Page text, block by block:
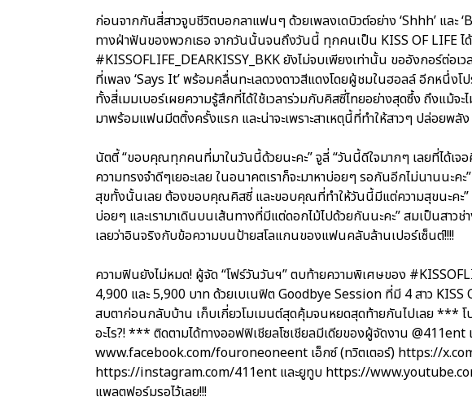
ก่อนจากกันสี่สาวจูบชีวิตบอกลาแฟนๆ ด้วยเพลงเดบิวต์อย่าง ‘Shhh’ และ
ทางฝ่าฟันของพวกเธอ จากวันนั้นจนถึงวันนี้ ทุกคนเป็น KISS OF LIFE
#KISSOFLIFE_DEARKISSY_BKK ยังไม่จบเพียงเท่านั้น ขออังกอร์ต่อ
ที่เพลง ‘Says It’ พร้อมคลื่นทะเลดวงดาวสีแดงโดยผู้ชมในฮอลล์ อีกหนึ่ง
ทั้งสี่เมมเบอร์เผยความรู้สึกที่ได้ใช้เวลาร่วมกับคิสซี่ไทยอย่างสุดซึ้ง ถึงแม้จ
มาพร้อมแฟนมีตติ้งครั้งแรก และน่าจะเพราะสาเหตุนี้ที่ทำให้สาวๆ ปล่อยพ
นัตตี้ “ขอบคุณทุกคนที่มาในวันนี้ด้วยนะคะ” จูลี่ “วันนี้ดีใจมากๆ เลยที่ได้เจ
ความทรงจำดีๆเยอะเลย ในอนาคตเราก็จะมาหาบ่อยๆ รอกันอีกไม่นานนะค
สุขทั้งนั้นเลย ต้องขอบคุณคิสซี่ และขอบคุณที่ทำให้วันนี้มีแต่ความสุขนะคะ”
บ่อยๆ และเรามาเดินบนเส้นทางที่มีแต่ดอกไม้ไปด้วยกันนะคะ” สมเป็นสาวช่
เลยว่าอินจริงกับข้อความบนป้ายสโลแกนของแฟนคลับล้านเปอร์เซ็นต์!!!!
ความฟินยังไม่หมด! ผู้จัด “โฟร์วันวันฯ” ตบท้ายความพิเศษของ
4,900 และ 5,900 บาท ด้วยเบเนฟิต Goodbye Session ที่มี 4 สาว
สบตาก่อนกลับบ้าน เก็บเกี่ยวโมเมนต์สุดคุ้มจนหยดสุดท้ายกันไปเลย *** โป
อะไร?! *** ติดตามได้ทางออฟฟิเชียลโซเชียลมีเดียของผู้จัดงาน @411ent
www.facebook.com/fouroneoneent เอ็กซ์ (ทวิตเตอร์) https://
https://instagram.com/411ent และยูทูบ https://
แพลตฟอร์มรอไว้เลย!!!